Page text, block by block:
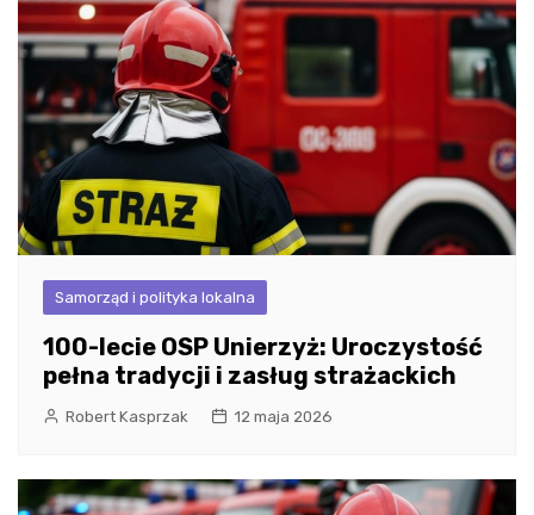
Samorząd i polityka lokalna
100-lecie OSP Unierzyż: Uroczystość
pełna tradycji i zasług strażackich
Robert Kasprzak 12 maja 2026